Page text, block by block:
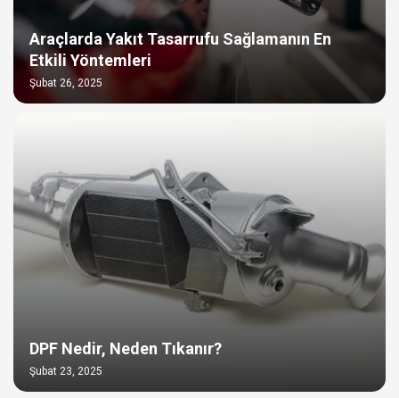
Araçlarda Yakıt Tasarrufu Sağlamanın En
Etkili Yöntemleri
Şubat 26, 2025
DPF Nedir, Neden Tıkanır?
Şubat 23, 2025